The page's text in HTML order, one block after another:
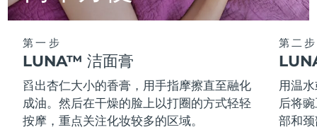
第一步
LUNA™ 洁面膏
舀出杏仁大小的香膏，用手指摩擦直至融化
成油。然后在干燥的脸上以打圈的方式轻轻
按摩，重点关注化妆较多的区域。
第二步
用温
后将
部和